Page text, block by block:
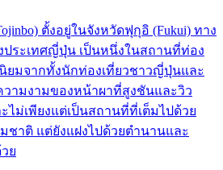
ตั้งอยู่ในจังหวัดฟุกุอิ (Fukui) ทาง
ระเทศญี่ปุ่น เป็นหนึ่งในสถานที่ท่อง
ยมจากทั้งนักท่องเที่ยวชาวญี่ปุ่นและ
วามงามของหน้าผาที่สูงชันและวิว
ม่เพียงแต่เป็นสถานที่ที่เต็มไปด้วย
ชาติ แต่ยังแฝงไปด้วยตำนานและ
ย